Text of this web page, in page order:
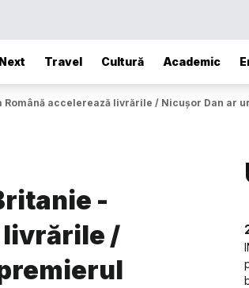
Next Travel Cultură Academic
accelerează livrările / Nicușor Dan ar
-
livrările /